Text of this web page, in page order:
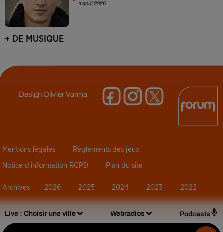
Live : Choisir une ville Webradios Podcasts
4 août 2026
+ DE MUSIQUE
DesignOlivier Varma
Mentions légales Règlements des jeux
Notice d’information RGPD Plan du site
Archives 2026 2025 2024 2023 2022